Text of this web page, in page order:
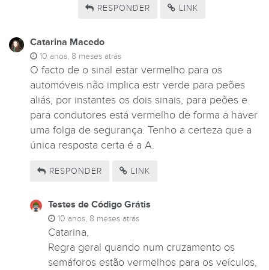
RESPONDER LINK
Catarina Macedo
10 anos, 8 meses atrás
O facto de o sinal estar vermelho para os
automóveis não implica estr verde para peões
aliás, por instantes os dois sinais, para peões e
para condutores está vermelho de forma a haver
uma folga de segurança. Tenho a certeza que a
única resposta certa é a A.
RESPONDER LINK
Testes de Código Grátis
10 anos, 8 meses atrás
Catarina,
Regra geral quando num cruzamento os
semáforos estão vermelhos para os veículos,